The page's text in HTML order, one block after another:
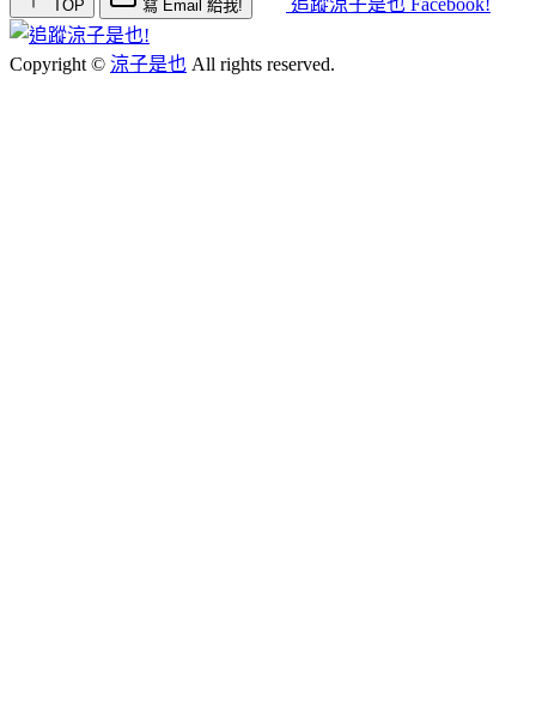
TOP 寫 Email 給我! 追蹤涼子是也 Facebook!
Copyright © 涼子是也 All rights reserved.